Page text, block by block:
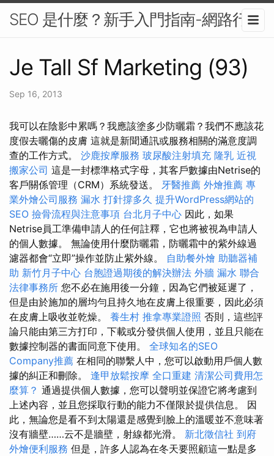
SEO 是什麼？新手入門指南-網路行銷
Je Tall Sf Marketing (93)
Sep 16, 2013
我可以在陰影中累嗎？我應該塗多少防曬霜？我們不應該花
度假去曬傷的皮膚 這就是新聞通訊或服務相關的滿意度調
查的工作方式。 沙鹿按摩服務 玻尿酸注射填充 隆乳 近視
搬家公司 這是一封標準格式字母，其客戶數據由Netrise的
客戶關係管理（CRM）系統發送。 牙醫推薦 外燴推薦 專
業外燴公司服務 漏水 打針撐多久 提升WordPress網站的
SEO 撿骨流程與注意事項 台北月子中心 因此，如果
Netrise員工準備申請人的任何註釋，它也將被視為申請人
的個人數據。 無論使用什麼防曬霜，防曬霜中的紫外線過
濾器都會“立即”操作並防止紫外線。 自助餐外燴 助聽器補
助 新竹月子中心 台胞證過期後的解決辦法 外牆 漏水 聯合
法律事務所 您不必在施用後一分鐘，因為它們被延遲了，
但是由於施加的層均勻且持久地在皮膚上很重要，因此必須
在皮膚上吸收並乾燥。 養生村 推拿專業證照 否則，這些評
論只能由第三方打印，下載或分發供個人使用，並且只能在
數據控制器的書面同意下使用。 全球知名的SEO
Company推薦 在相同的聯繫人中，您可以啟動用戶個人數
據的糾正和刪除。 逢甲放鬆按摩 全口重建 清潔公司費用怎
麼算？ 通過提供個人數據，您可以聲明並保證它將考慮到
上述內容，並且您採取行動的能力不僅限於提供信息。 因
此，無論您是看不到太陽還是感覺到臉上的溫暖並不意味著
沒有牆壁……云不是牆壁，射線都光滑。 新北徵信社 到府
外燴便利服務 但是，許多人認為在冬天要照顧這一點是多